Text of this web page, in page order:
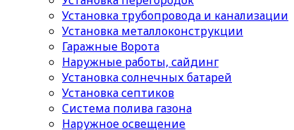
Установка трубопровода и канализации
Установка металлоконструкции
Гаражные Ворота
Наружные работы, сайдинг
Установка солнечных батарей
Установка септиков
Cистема полива газона
Наружное освещение